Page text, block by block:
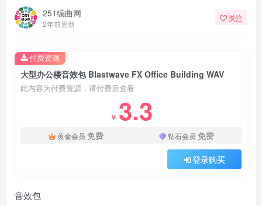
251编曲网
2年前更新
关注
大型办公楼音效包 Blastwave FX Office Building WAV
此内容为付费资源，请付费后查看
￥ 3.3
黄金会员 免费 钻石会员 免费
登录购买
付费资源
音效包